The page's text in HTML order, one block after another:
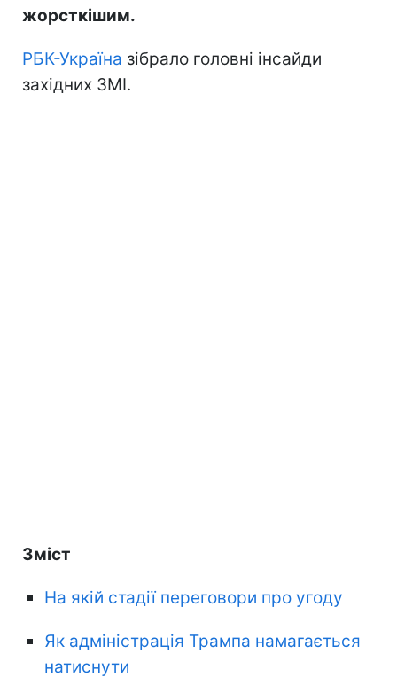
жорсткішим.
РБК-Україна зібрало головні інсайди
західних ЗМІ.
Зміст
На якій стадії переговори про угоду
Як адміністрація Трампа намагається
натиснути